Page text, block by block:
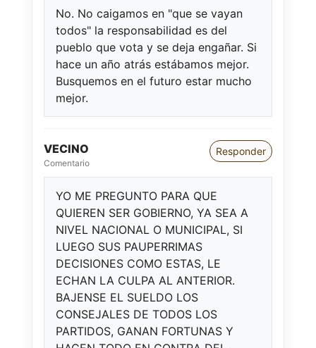
No. No caigamos en "que se vayan
todos" la responsabilidad es del
pueblo que vota y se deja engañar. Si
hace un año atrás estábamos mejor.
Busquemos en el futuro estar mucho
mejor.
VECINO
Comentario
Responder
YO ME PREGUNTO PARA QUE
QUIEREN SER GOBIERNO, YA SEA A
NIVEL NACIONAL O MUNICIPAL, SI
LUEGO SUS PAUPERRIMAS
DECISIONES COMO ESTAS, LE
ECHAN LA CULPA AL ANTERIOR.
BAJENSE EL SUELDO LOS
CONSEJALES DE TODOS LOS
PARTIDOS, GANAN FORTUNAS Y